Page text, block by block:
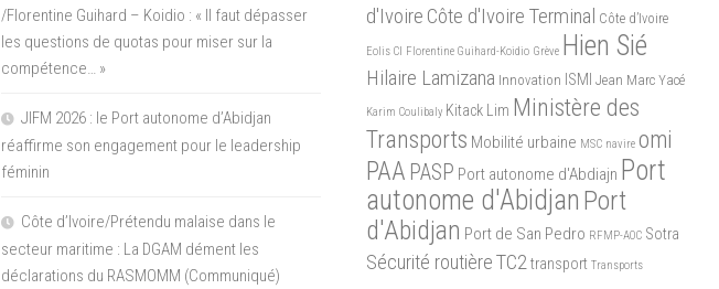
/Florentine Guihard – Koidio : « Il faut dépasser
les questions de quotas pour miser sur la
compétence… »
JIFM 2026 : le Port autonome d’Abidjan
réaffirme son engagement pour le leadership
féminin
Côte d’Ivoire/Prétendu malaise dans le
secteur maritime : La DGAM dément les
déclarations du RASMOMM (Communiqué)
d'Ivoire Côte d'Ivoire Terminal Côte d’Ivoire
Eolis CI Florentine Guihard-Koidio Grève Hien Sié
Hilaire Lamizana Innovation ISMI Jean Marc Yacé
Karim Coulibaly Kitack Lim Ministère des
Transports Mobilité urbaine MSC navire omi
PAA PASP Port autonome d'Abdiajn Port
autonome d'Abidjan Port
d'Abidjan Port de San Pedro RFMP-AOC Sotra
Sécurité routièreTC2 transport Transports